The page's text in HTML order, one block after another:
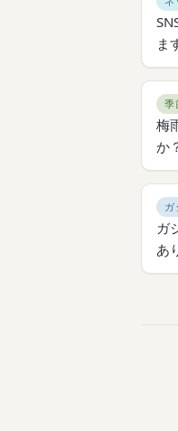
ま
季
梅
か
ガ
ガ
あ